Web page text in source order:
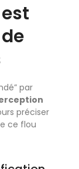
par
préciser
ce flou